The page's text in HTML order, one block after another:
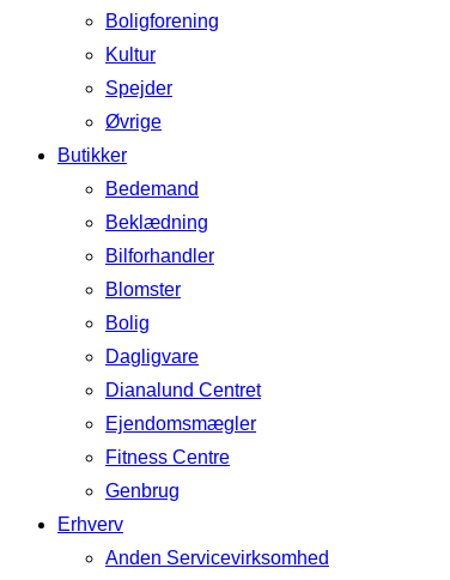
Boligforening
Kultur
Spejder
Øvrige
Butikker
Bedemand
Beklædning
Bilforhandler
Blomster
Bolig
Dagligvare
Dianalund Centret
Ejendomsmægler
Fitness Centre
Genbrug
Erhverv
Anden Servicevirksomhed